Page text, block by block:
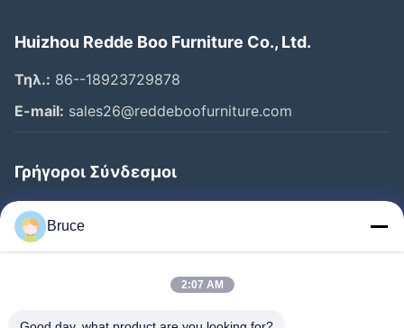
Huizhou Redde Boo Furniture Co., Ltd.
Τηλ.: 86--18923729878
E-mail: sales26@reddeboofurniture.com
Γρήγοροι Σύνδεσμοι
Αρχική Σελίδα
Προϊόντα
Bruce
2:07 AM